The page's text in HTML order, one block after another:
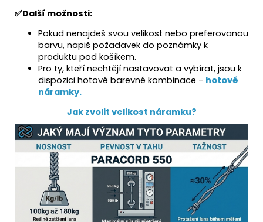
✅Další možnosti:
Pokud nenajdeš svou velikost nebo preferovanou
barvu, napiš požadavek do poznámky k
produktu pod košíkem.
Pro ty, kteří nechtějí nastavovat a vybírat, jsou k
dispozici hotové barevné kombinace - hotové
náramky.
Jak zvolit velikost náramku?